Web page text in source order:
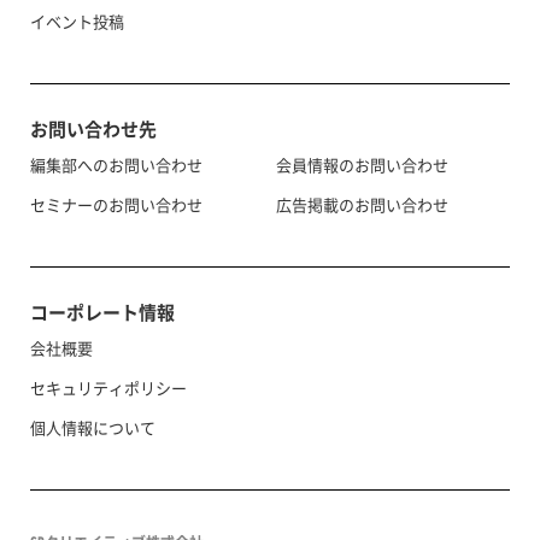
イベント投稿
お問い合わせ先
編集部へのお問い合わせ
セミナーのお問い合わせ
会員情報のお問い合わせ
広告掲載のお問い合わせ
コーポレート情報
会社概要
セキュリティポリシー
個人情報について